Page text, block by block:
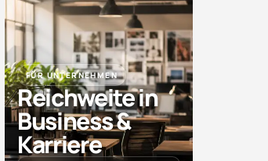
FÜR UNTERNEHMEN
Reichweite in
Business &
Karriere